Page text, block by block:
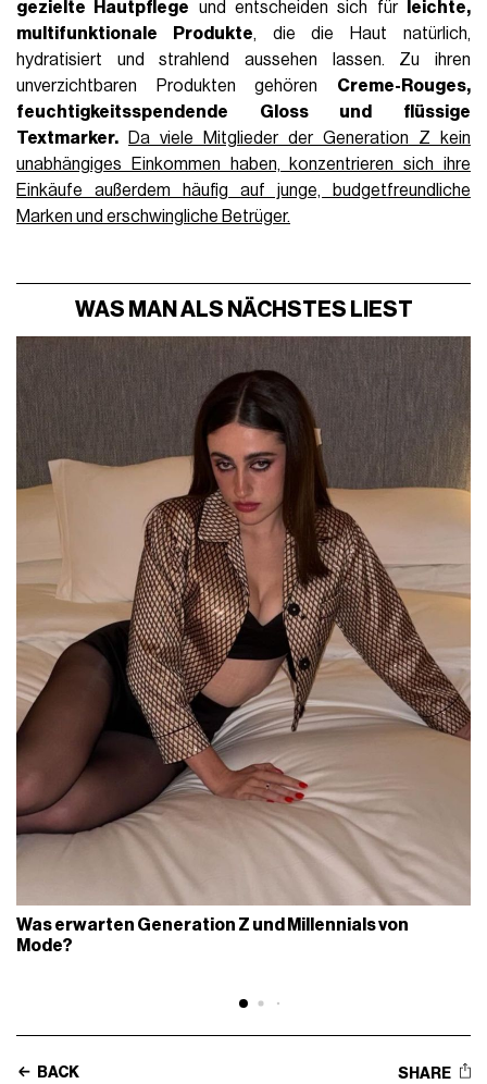
gezielte Hautpflege und entscheiden sich für
leichte,
multifunktionale Produkte, die die Haut natürlich,
hydratisiert und strahlend aussehen lassen. Zu ihren
unverzichtbaren Produkten gehören Creme-Rouges,
feuchtigkeitsspendende Gloss und flüssige
Textmarker.
Da viele Mitglieder der Generation Z kein
unabhängiges Einkommen haben, konzentrieren sich ihre
Einkäufe außerdem häufig auf junge, budgetfreundliche
Marken und erschwingliche Betrüger.
WAS MAN ALS NÄCHSTES LIEST
Was erwarten Generation Z und Millennials von
Mode?
BACK SHARE